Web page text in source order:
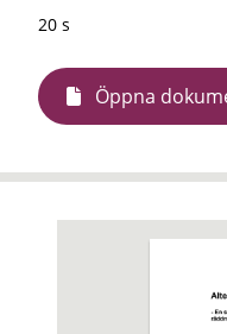
20 s
Öppna